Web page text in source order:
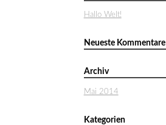
Hallo Welt!
Neueste Kommentare
Archiv
Mai 2014
Kategorien